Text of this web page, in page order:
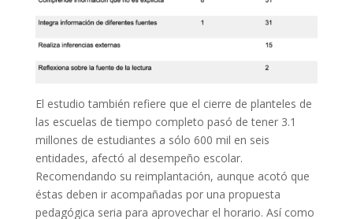
El estudio también refiere que el cierre de planteles de
las escuelas de tiempo completo pasó de tener 3.1
millones de estudiantes a sólo 600 mil en seis
entidades, afectó al desempeño escolar.
Recomendando su reimplantación, aunque acotó que
éstas deben ir acompañadas por una propuesta
pedagógica seria para aprovechar el horario. Así como